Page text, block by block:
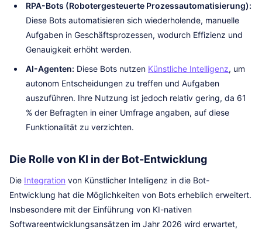
RPA-Bots (Robotergesteuerte Prozessautomatisierung):
Diese Bots automatisieren sich wiederholende, manuelle
Aufgaben in Geschäftsprozessen, wodurch Effizienz und
Genauigkeit erhöht werden.
AI-Agenten: Diese Bots nutzen Künstliche Intelligenz, um
autonom Entscheidungen zu treffen und Aufgaben
auszuführen. Ihre Nutzung ist jedoch relativ gering, da 61
% der Befragten in einer Umfrage angaben, auf diese
Funktionalität zu verzichten.
Die Rolle von KI in der Bot-Entwicklung
Die Integration von Künstlicher Intelligenz in die Bot-
Entwicklung hat die Möglichkeiten von Bots erheblich erweitert.
Insbesondere mit der Einführung von KI-nativen
Softwareentwicklungsansätzen im Jahr 2026 wird erwartet,